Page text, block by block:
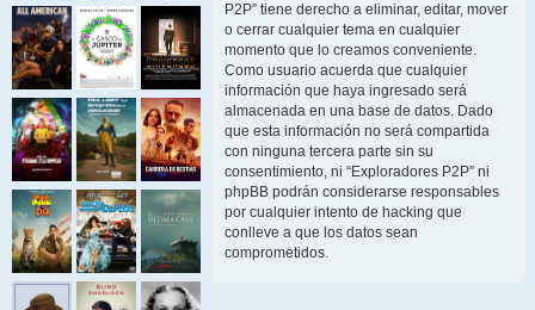
P2P” tiene derecho a eliminar, editar, mover
o cerrar cualquier tema en cualquier
momento que lo creamos conveniente.
Como usuario acuerda que cualquier
información que haya ingresado será
almacenada en una base de datos. Dado
que esta información no será compartida
con ninguna tercera parte sin su
consentimiento, ni “Exploradores P2P” ni
phpBB podrán considerarse responsables
por cualquier intento de hacking que
conlleve a que los datos sean
comprometidos.